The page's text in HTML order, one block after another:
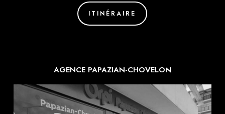
ITINÉRAIRE
AGENCE PAPAZIAN-CHOVELON